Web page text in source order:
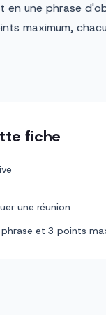
en une phrase
maximum,
fiche
une réunion
et 3 points